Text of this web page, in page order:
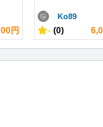
円
Ko89
- (0)